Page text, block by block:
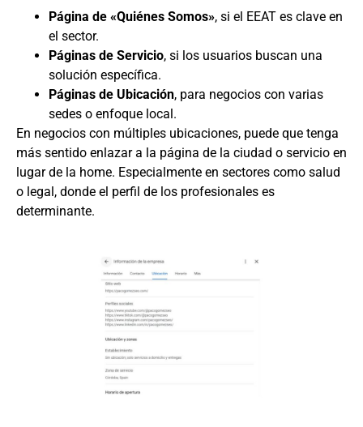
Página de «Quiénes Somos», si el EEAT es clave en
el sector.
Páginas de Servicio, si los usuarios buscan una
solución específica.
Páginas de Ubicación, para negocios con varias
sedes o enfoque local.
En negocios con múltiples ubicaciones, puede que tenga
más sentido enlazar a la página de la ciudad o servicio en
lugar de la home. Especialmente en sectores como salud
o legal, donde el perfil de los profesionales es
determinante.